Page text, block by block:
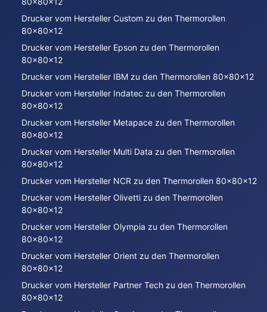
Drucker vom Hersteller Custom zu den Thermorollen
80x80x12
Drucker vom Hersteller Epson zu den Thermorollen
80x80x12
Drucker vom Hersteller IBM zu den Thermorollen 80x80x12
Drucker vom Hersteller Indatec zu den Thermorollen
80x80x12
Drucker vom Hersteller Metapace zu den Thermorollen
80x80x12
Drucker vom Hersteller Multi Data zu den Thermorollen
80x80x12
Drucker vom Hersteller NCR zu den Thermorollen 80x80x12
Drucker vom Hersteller Olivetti zu den Thermorollen
80x80x12
Drucker vom Hersteller Olympia zu den Thermorollen
80x80x12
Drucker vom Hersteller Orient zu den Thermorollen
80x80x12
Drucker vom Hersteller Partner Tech zu den Thermorollen
80x80x12